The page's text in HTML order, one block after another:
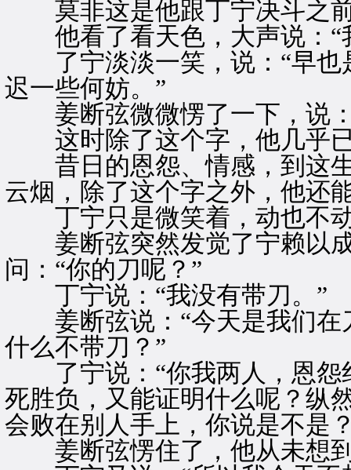
莫非这是他跟丁宁决斗之前
他看了看天色，大声说：“
了宁淡淡一笑，说：“早也
迟一些何妨。”
姜断弦微微愣了一下，说：
这时除了这个字，他几乎
昔日的恩怨、情感，到这生
云烟，除了这个字之外，他还
丁宁只是微笑着，动也不
姜断弦突然发觉了宁赖以成
问：“你的刀呢？”
丁宁说：“我没有带刀。”
姜断弦说：“今天是我们在
什么不带刀？”
了宁说：“你我两人，恩怨
死胜负，又能证明什么呢？纵
会败在别人手上，你说是不是
姜断弦愣住了，他从未想到